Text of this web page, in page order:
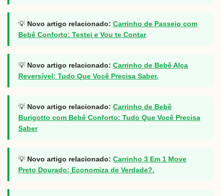
💡 Novo artigo relacionado: Carrinho de Passeio com
Bebê Conforto: Testei e Vou te Contar
💡 Novo artigo relacionado: Carrinho de Bebê Alça
Reversível: Tudo Que Você Precisa Saber.
💡 Novo artigo relacionado: Carrinho de Bebê
Burigotto com Bebê Conforto: Tudo Que Você Precisa
Saber
💡 Novo artigo relacionado: Carrinho 3 Em 1 Move
Preto Dourado: Economiza de Verdade?.